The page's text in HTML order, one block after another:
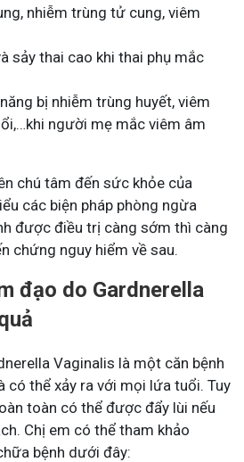
nhiễm trùng tử cung, viêm
sảy thai cao khi thai phụ mắc
bị nhiễm trùng huyết, viêm
người mẹ mắc viêm âm
chú tâm đến sức khỏe của
các biện pháp phòng ngừa
được điều trị càng sớm thì càng
chứng nguy hiểm về sau.
đạo do Gardnerella
Vaginalis là một căn bệnh
có thể xảy ra với mọi lứa tuổi. Tuy
toàn có thể được đẩy lùi nếu
Chị em có thể tham khảo
bệnh dưới đây: